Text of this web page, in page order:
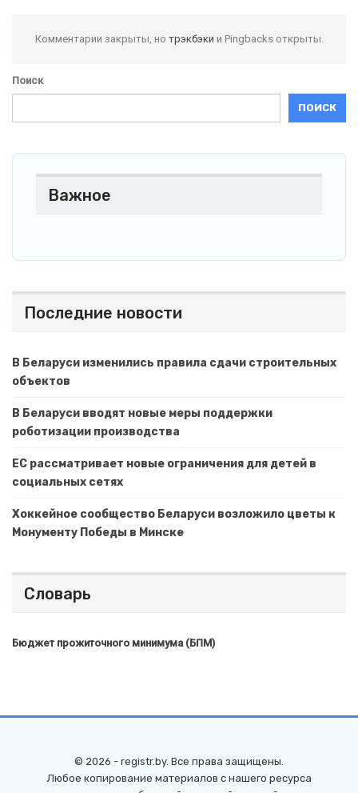
Комментарии закрыты, но трэкбэки и Pingbacks открыты.
Поиск
ПОИСК
Важное
Последние новости
В Беларуси изменились правила сдачи строительных
объектов
В Беларуси вводят новые меры поддержки
роботизации производства
ЕС рассматривает новые ограничения для детей в
социальных сетях
Хоккейное сообщество Беларуси возложило цветы к
Монументу Победы в Минске
Словарь
Бюджет прожиточного минимума (БПМ)
© 2026 - registr.by. Все права защищены.
Любое копирование материалов с нашего ресурса